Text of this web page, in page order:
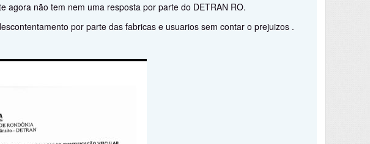
agora não tem nem uma resposta por parte do DETRAN RO.
por parte das fabricas e usuarios sem contar o prejuizos .